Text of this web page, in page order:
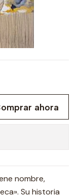
ahora
nombre,
Su historia